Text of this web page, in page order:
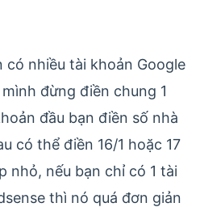
nhiều tài khoản Google
đừng điền chung 1
đầu bạn điền số nhà
có thể điền 16/1 hoặc 17
nhỏ, nếu bạn chỉ có 1 tài
thì nó quá đơn giản